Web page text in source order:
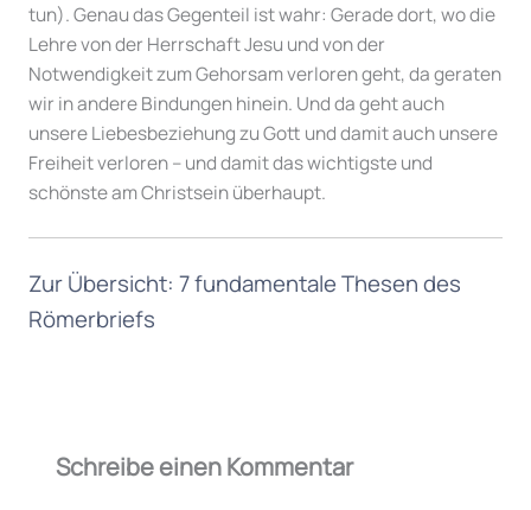
tun). Genau das Gegenteil ist wahr: Gerade dort, wo die
Lehre von der Herrschaft Jesu und von der
Notwendigkeit zum Gehorsam verloren geht, da geraten
wir in andere Bindungen hinein. Und da geht auch
unsere Liebesbeziehung zu Gott und damit auch unsere
Freiheit verloren – und damit das wichtigste und
schönste am Christsein überhaupt.
Zur Übersicht: 7 fundamentale Thesen des
Römerbriefs
Schreibe einen Kommentar